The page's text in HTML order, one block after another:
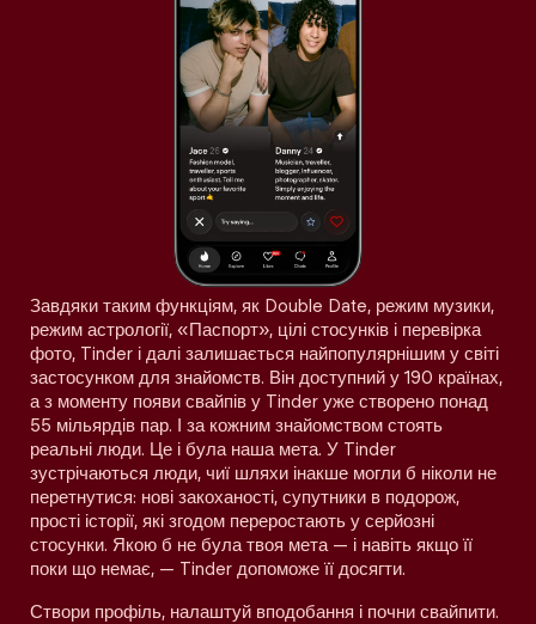
Завдяки таким функціям, як Double Date, режим музики,
режим астрології, «Паспорт», цілі стосунків і перевірка
фото, Tinder і далі залишається найпопулярнішим у світі
застосунком для знайомств. Він доступний у 190 країнах,
а з моменту появи свайпів у Tinder уже створено понад
55 мільярдів пар. І за кожним знайомством стоять
реальні люди. Це і була наша мета. У Tinder
зустрічаються люди, чиї шляхи інакше могли б ніколи не
перетнутися: нові закоханості, супутники в подорож,
прості історії, які згодом переростають у серйозні
стосунки. Якою б не була твоя мета — і навіть якщо її
поки що немає, — Tinder допоможе її досягти.
Створи профіль, налаштуй вподобання і почни свайпити.